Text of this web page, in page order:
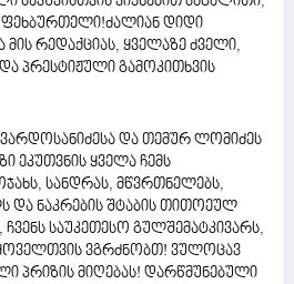
დიდი
რედაქციას, ყველაზე ძველი,
პრესტიჟული გამოკითხვის
და თემურ ლომიძეს
ეკუთვნის ყველა ჩემს
სანდრას, მწვრთნელებს,
ნაკრების შტაბის თითოეულ
საუკეთესო გულშემატკივარს,
ვგრძნობთ! ვულოცავ
პრიზის მიღებას! დარწმუნებული